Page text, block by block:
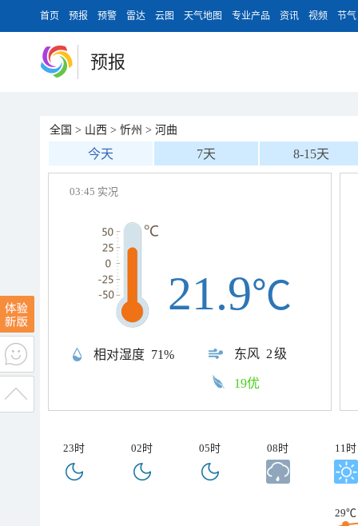
首页 预报 预警 雷达 云图 天气地图 专业产品 资讯 视频 节气
预报
全国 > 山西 > 忻州 > 河曲
今天 7天 8-15天
03:45 实况
相对湿度 71% 东风 2级
21.9℃
19优
23时 02时 05时 08时 11时
29℃